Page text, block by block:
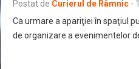
Postat de Curierul de Râmnic -
Ca urmare a apariţiei în spaţiul
de organizare a evenimentelor